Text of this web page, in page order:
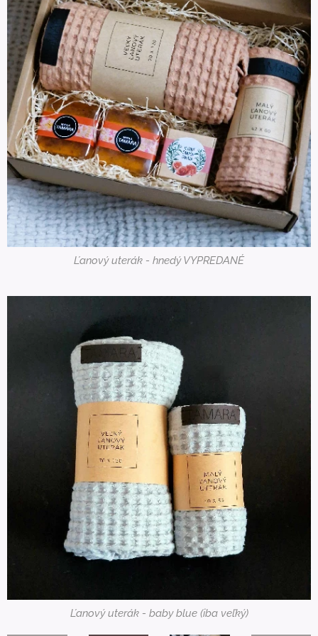
Ľanový uterák - hnedý VYPREDANÉ
Ľanový uterák - baby blue (iba veľký)